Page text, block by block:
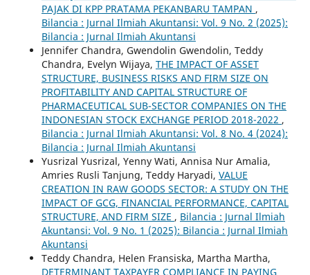
PAJAK DI KPP PRATAMA PEKANBARU TAMPAN ,
Bilancia : Jurnal Ilmiah Akuntansi: Vol. 9 No. 2 (2025):
Bilancia : Jurnal Ilmiah Akuntansi
Jennifer Chandra, Gwendolin Gwendolin, Teddy
Chandra, Evelyn Wijaya, THE IMPACT OF ASSET
STRUCTURE, BUSINESS RISKS AND FIRM SIZE ON
PROFITABILITY AND CAPITAL STRUCTURE OF
PHARMACEUTICAL SUB-SECTOR COMPANIES ON THE
INDONESIAN STOCK EXCHANGE PERIOD 2018-2022 ,
Bilancia : Jurnal Ilmiah Akuntansi: Vol. 8 No. 4 (2024):
Bilancia : Jurnal Ilmiah Akuntansi
Yusrizal Yusrizal, Yenny Wati, Annisa Nur Amalia,
Amries Rusli Tanjung, Teddy Haryadi, VALUE
CREATION IN RAW GOODS SECTOR: A STUDY ON THE
IMPACT OF GCG, FINANCIAL PERFORMANCE, CAPITAL
STRUCTURE, AND FIRM SIZE , Bilancia : Jurnal Ilmiah
Akuntansi: Vol. 9 No. 1 (2025): Bilancia : Jurnal Ilmiah
Akuntansi
Teddy Chandra, Helen Fransiska, Martha Martha,
DETERMINANT TAXPAYER COMPLIANCE IN PAYING